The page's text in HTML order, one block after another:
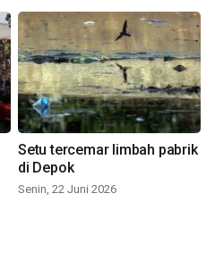
Setu tercemar limbah pabrik
di Depok
Senin, 22 Juni 2026